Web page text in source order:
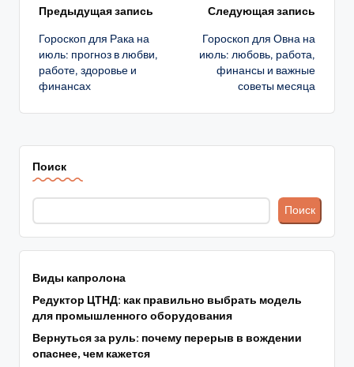
Навигация
записи
Предыдущая запись
Гороскоп для Рака на
июль: прогноз в любви,
работе, здоровье и
финансах
Следующая запись
Гороскоп для Овна на
июль: любовь, работа,
финансы и важные
советы месяца
Поиск
Поиск
Виды капролона
Редуктор ЦТНД: как правильно выбрать модель
для промышленного оборудования
Вернуться за руль: почему перерыв в вождении
опаснее, чем кажется